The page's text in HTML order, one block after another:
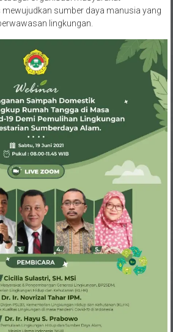
sumber daya manusia yang
lingkungan.